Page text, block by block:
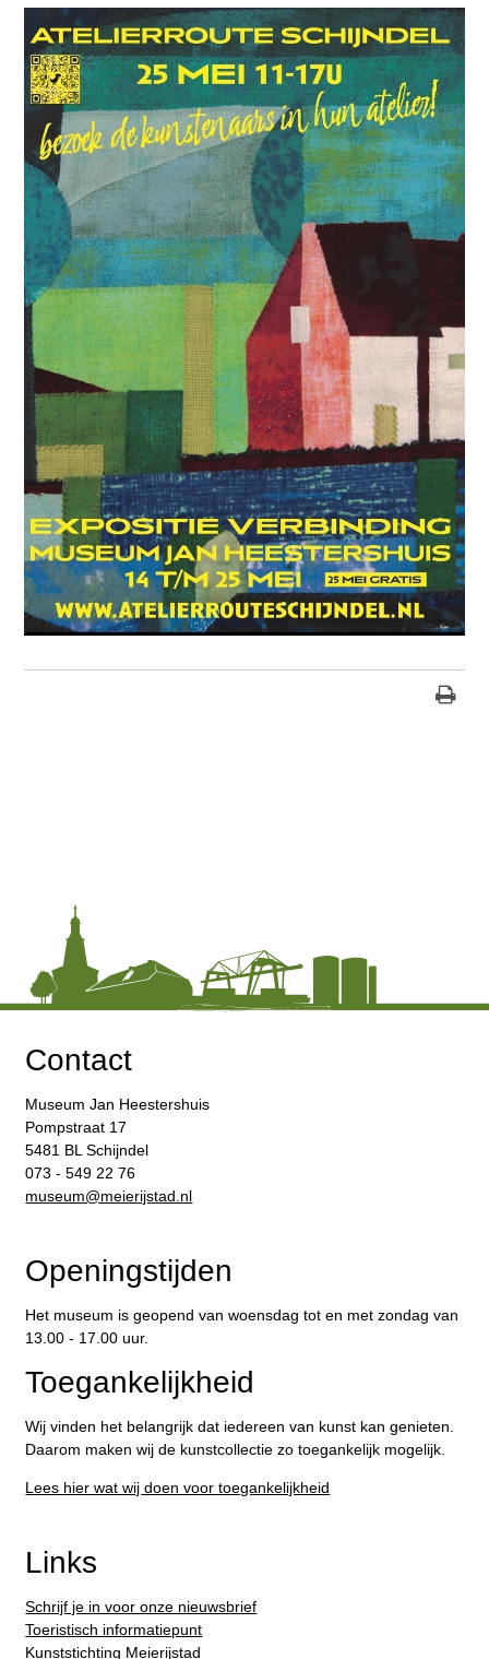
Contact
Museum Jan Heestershuis
Pompstraat 17
5481 BL Schijndel
073 - 549 22 76
​museum@meierijstad.nl
Openingstijden
Het museum is geopend van woensdag tot en met zondag van
13.00 - 17.00 uur.
Toegankelijkheid
Wij vinden het belangrijk dat iedereen van kunst kan genieten.
Daarom maken wij de kunstcollectie zo toegankelijk mogelijk.
Lees hier wat wij doen voor toegankelijkheid
Links
Schrijf je in voor onze nieuwsbrief
Toeristisch informatiepunt
Kunststichting Meierijstad